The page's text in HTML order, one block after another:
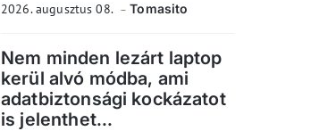
2026. augusztus 08. Tomasito
Nem minden lezárt laptop
kerül alvó módba, ami
adatbiztonsági kockázatot
is jelenthet...